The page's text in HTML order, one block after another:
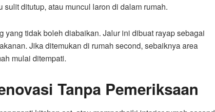
ditutup, atau muncul laron di dalam rumah.
yang tidak boleh diabaikan. Jalur ini dibuat rayap sebagai
Jika ditemukan di rumah second, sebaiknya area
mulai ditempati.
Tanpa Pemeriksaan